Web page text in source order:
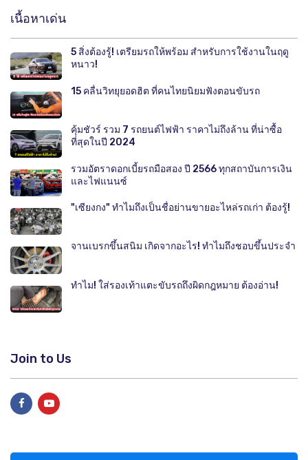
เนื้อหาเด่น
5 สิ่งต้องรู้! เตรียมรถให้พร้อม สำหรับการใช้งานในฤดู
หนาว!
15 คลื่นวิทยุยอดฮิต ที่คนไทยนิยมฟังตอนขับรถ
คุ้มชัวร์ รวม 7 รถยนต์ไฟฟ้า ราคาไม่ถึงล้าน ที่น่าซื้อ
ที่สุดในปี 2024
รวมอัตราดอกเบี้ยรถมือสอง ปี 2566 ทุกสถาบันการเงิน
และไฟแนนซ์
"เซียงกง" ทำไมถึงเป็นชื่อย่านขายอะไหล่รถเก่า ต้องรู้!
จานเบรกขึ้นสนิม เกิดจากอะไร! ทำไมถึงชอบขึ้นประจำ
ทำไม! ใส่รองเท้าแตะขับรถถึงผิดกฎหมาย ต้องอ่าน!
Join to Us